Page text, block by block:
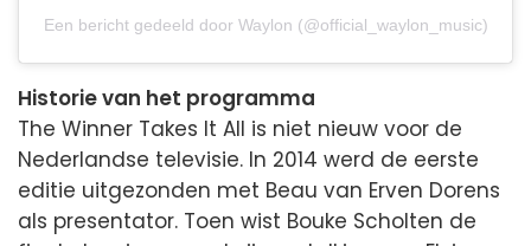
Een bericht gedeeld door Waylon (@official_waylon_music)
Historie van het programma
The Winner Takes It All is niet nieuw voor de
Nederlandse televisie. In 2014 werd de eerste
editie uitgezonden met Beau van Erven Dorens
als presentator. Toen wist Bouke Scholten de